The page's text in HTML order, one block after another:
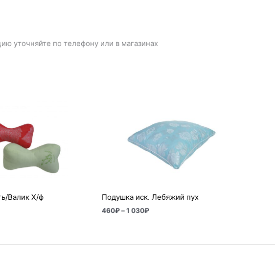
уточняйте по телефону или в магазинах
Валик Х/ф Подушка иск. Лебяжий пух
460₽ – 1 030₽
–
1
030₽